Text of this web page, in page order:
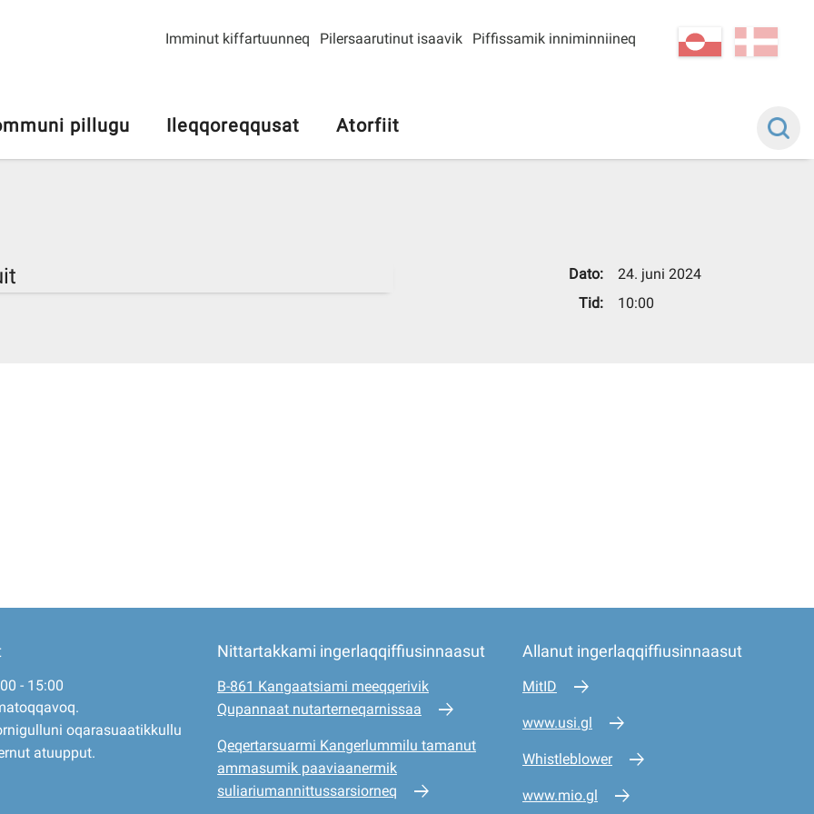
kl-GL
Imminut kiffartuunneq Pilersaarutinut isaavik Piffissamik inniminniineq
pillugu Ileqqoreqqusat Atorfiit
Dato:
24. juni 2024
Tid:
10:00
- 15:00
oqarasuaatikkullu
atuupput.
Nittartakkami ingerlaqqiffiusinnaasut
B-861 Kangaatsiami meeqqerivik
Qupannaat nutarterneqarnissaa
Qeqertarsuarmi Kangerlummilu tamanut
ammasumik paaviaanermik
suliariumannittussarsiorneq
Allanut ingerlaqqiffiusinnaasut
MitID
www.usi.gl
Whistleblower
www.mio.gl